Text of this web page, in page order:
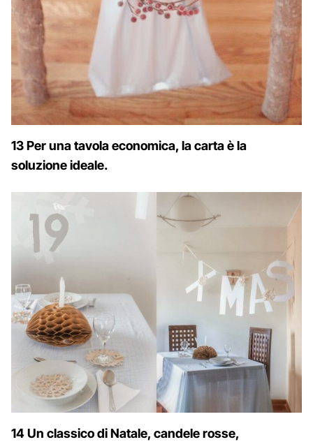
13 Per una tavola economica, la carta è la
soluzione ideale.
14 Un classico di Natale, candele rosse,